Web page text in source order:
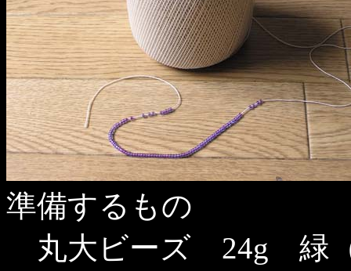
準備するもの
丸大ビーズ 24g 緑（